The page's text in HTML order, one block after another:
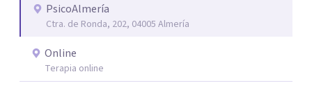
personalizado. Utilizo diferentes técnicas psicológicas
aunque mi especialidad es la hipnosis clínica, como
eficacia, reduciendo el tiempo de tratamiento y
consiguiendo cambios positivos desde la primera sesión.
PsicoAlmería
Ctra. de Ronda, 202, 04005 Almería
Online
Terapia online